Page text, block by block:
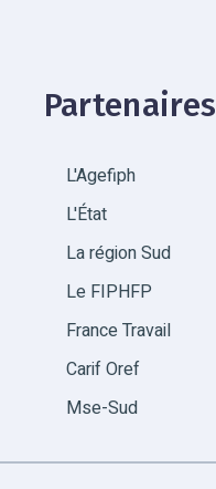
Partenaires
L'Agefiph
L'État
La région Sud
Le FIPHFP
France Travail
Carif Oref
Mse-Sud